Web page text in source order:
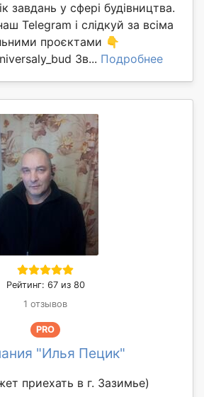
завдань у сфері будівництва.
Telegram і слідкуй за всіма
проєктами 👇
Зв... Подробнее
Рейтинг: 67 из 80
1 отзывов
PRO
"Илья Пецик"
приехать в г. Зазимье)